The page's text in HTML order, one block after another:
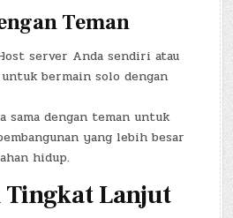
Teman
server Anda sendiri atau
bermain solo dengan
sama dengan teman untuk
yang lebih besar
hidup.
Lanjut